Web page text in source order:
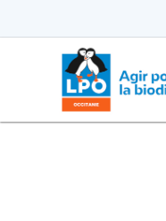
le
.